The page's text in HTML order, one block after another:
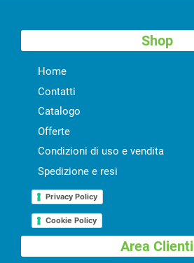
Shop
Home
Contatti
Catalogo
Offerte
Condizioni di uso e vendita
Spedizione e resi
Privacy Policy
Cookie Policy
Area Clienti